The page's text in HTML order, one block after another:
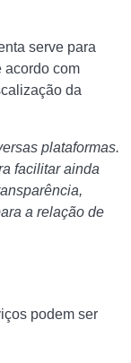
serve para
acordo com
da
plataformas.
facilitar ainda
a relação de
podem ser